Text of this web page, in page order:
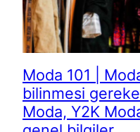
Moda 101 |
bilinmesi
Moda, Y2K